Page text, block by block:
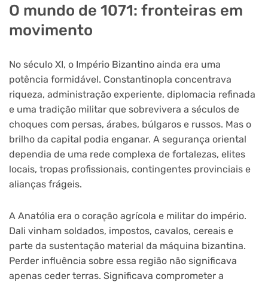
O mundo de 1071: fronteiras em
movimento
No século XI, o Império Bizantino ainda era uma
potência formidável. Constantinopla concentrava
riqueza, administração experiente, diplomacia refinada
e uma tradição militar que sobrevivera a séculos de
choques com persas, árabes, búlgaros e russos. Mas o
brilho da capital podia enganar. A segurança oriental
dependia de uma rede complexa de fortalezas, elites
locais, tropas profissionais, contingentes provinciais e
alianças frágeis.
A Anatólia era o coração agrícola e militar do império.
Dali vinham soldados, impostos, cavalos, cereais e
parte da sustentação material da máquina bizantina.
Perder influência sobre essa região não significava
apenas ceder terras. Significava comprometer a